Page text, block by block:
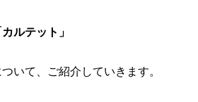
カルテット」
ついて、ご紹介していきます。